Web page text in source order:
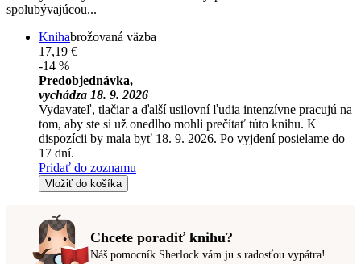
spolubývajúcou...
Knihabrožovaná väzba
17,19 €
-14 %
Predobjednávka,
vychádza 18. 9. 2026
Vydavateľ, tlačiar a ďalší usilovní ľudia intenzívne pracujú na
tom, aby ste si už onedlho mohli prečítať túto knihu. K
dispozícii by mala byť 18. 9. 2026. Po vyjdení posielame do
17 dní.
Pridať do zoznamu
Vložiť do košíka
Chcete poradiť knihu?
Náš pomocník Sherlock vám ju s radosťou vypátra!